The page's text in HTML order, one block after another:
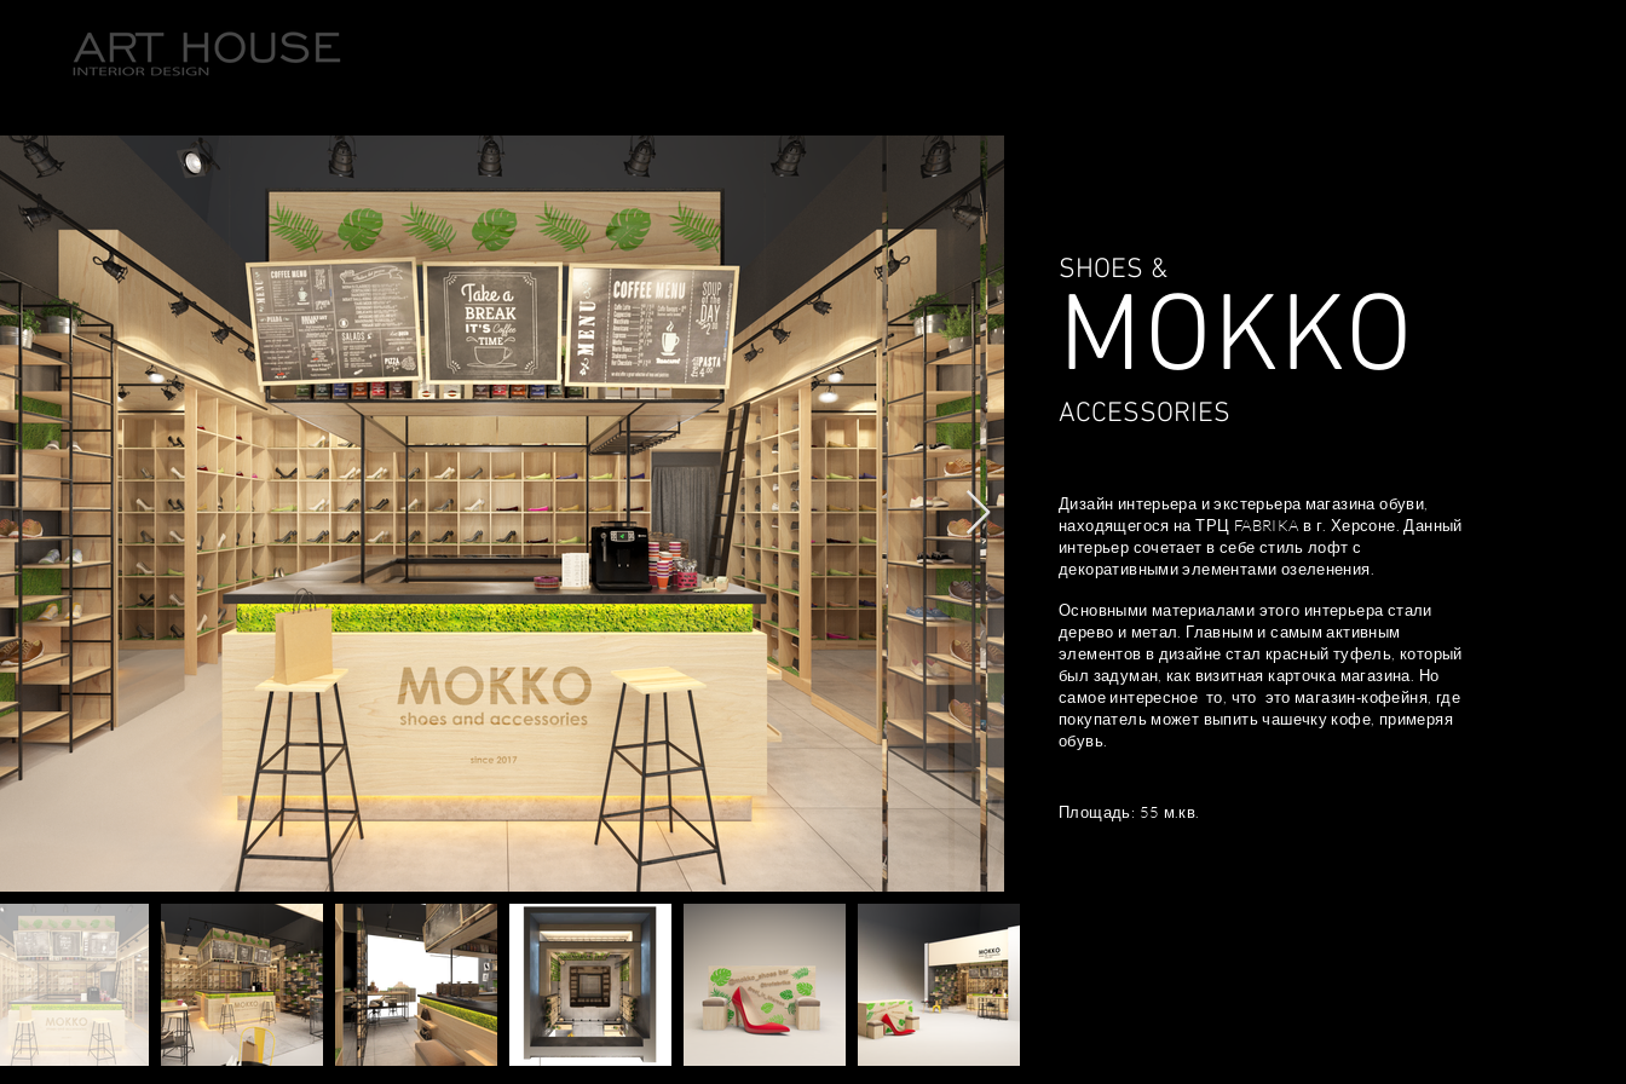
SHOES &
MOKKO
ACCESSORIES
Дизайн интерьера и экстерьера магазина обуви,
находящегося на ТРЦ FABRIKA в г. Херсоне. Данный
интерьер сочетает в себе стиль лофт с
декоративными элементами озеленения.
Основными материалами этого интерьера стали
дерево и метал. Главным и самым активным
элементов в дизайне стал красный туфель, который
был задуман, как визитная карточка магазина. Но
самое интересное то, что это магазин-кофейня, где
покупатель может выпить чашечку кофе, примеряя
обувь.
Площадь: 55 м.кв.